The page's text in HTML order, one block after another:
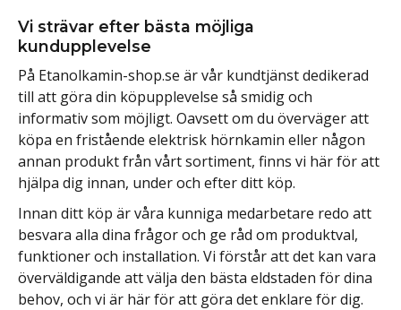
Vi strävar efter bästa möjliga
kundupplevelse
På Etanolkamin-shop.se är vår kundtjänst dedikerad
till att göra din köpupplevelse så smidig och
informativ som möjligt. Oavsett om du överväger att
köpa en fristående elektrisk hörnkamin eller någon
annan produkt från vårt sortiment, finns vi här för att
hjälpa dig innan, under och efter ditt köp.
Innan ditt köp är våra kunniga medarbetare redo att
besvara alla dina frågor och ge råd om produktval,
funktioner och installation. Vi förstår att det kan vara
överväldigande att välja den bästa eldstaden för dina
behov, och vi är här för att göra det enklare för dig.